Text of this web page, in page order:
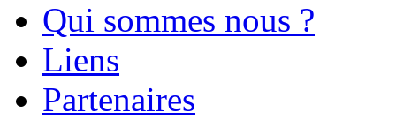
Qui sommes nous ?
Liens
Partenaires